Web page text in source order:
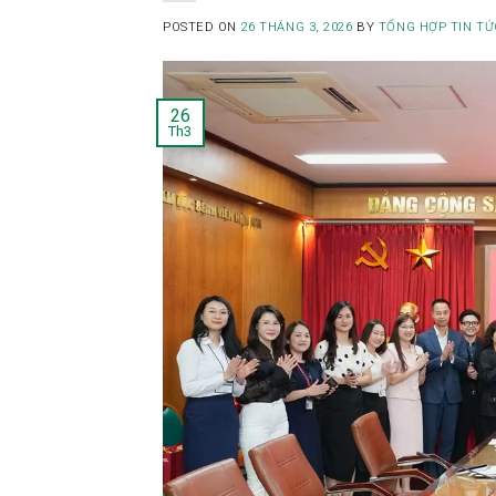
POSTED ON 26 THÁNG 3, 2026 BY TỔNG HỢP TIN
26
Th3